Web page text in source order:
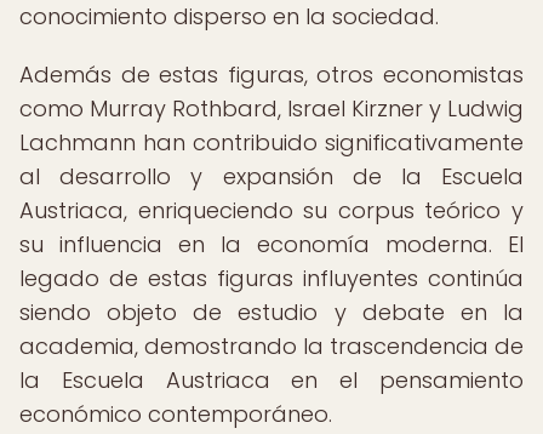
conocimiento disperso en la sociedad.
Además de estas figuras, otros economistas
como Murray Rothbard, Israel Kirzner y Ludwig
Lachmann han contribuido significativamente
al desarrollo y expansión de la Escuela
Austriaca, enriqueciendo su corpus teórico y
su influencia en la economía moderna. El
legado de estas figuras influyentes continúa
siendo objeto de estudio y debate en la
academia, demostrando la trascendencia de
la Escuela Austriaca en el pensamiento
económico contemporáneo.